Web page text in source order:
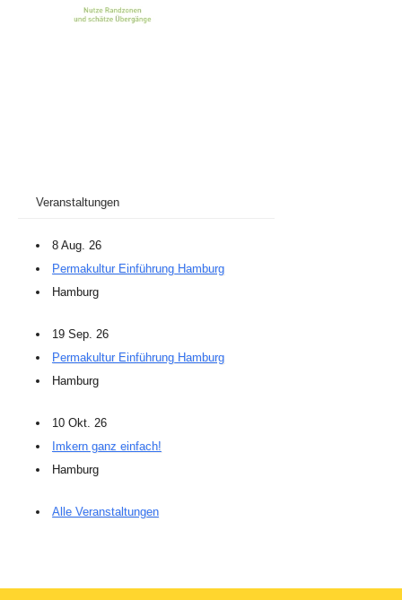
Veranstaltungen
8 Aug. 26
Permakultur Einführung Hamburg
Hamburg
19 Sep. 26
Permakultur Einführung Hamburg
Hamburg
10 Okt. 26
Imkern ganz einfach!
Hamburg
Alle Veranstaltungen